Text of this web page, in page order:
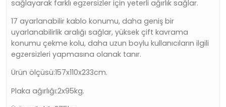
sağlayarak farklı egzersizler için yeterli ağırlık sağlar.
17 ayarlanabilir kablo konumu, daha geniş bir
uyarlanabilirlik aralığı sağlar, yüksek çift kavrama
konumu çekme kolu, daha uzun boylu kullanıcıların ilgili
egzersizleri yapmasına olanak tanır.
Ürün ölçüsü:157x110x233cm.
Plaka ağırlığı:2x95kg.